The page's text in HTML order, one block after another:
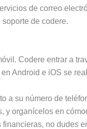
de correo
de codere.
Codere entrar a
Android e iOS se
a su número de
y organícelos en
no dudes